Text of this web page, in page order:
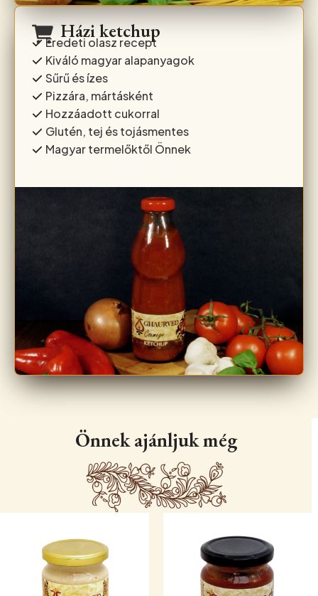
Házi ketchup
Eredeti olasz recept
Kiváló magyar alapanyagok
Sűrű és ízes
Pizzára, mártásként
Hozzáadott cukorral
Glutén, tej és tojásmentes
Magyar termelőktől Önnek
Önnek ajánljuk még